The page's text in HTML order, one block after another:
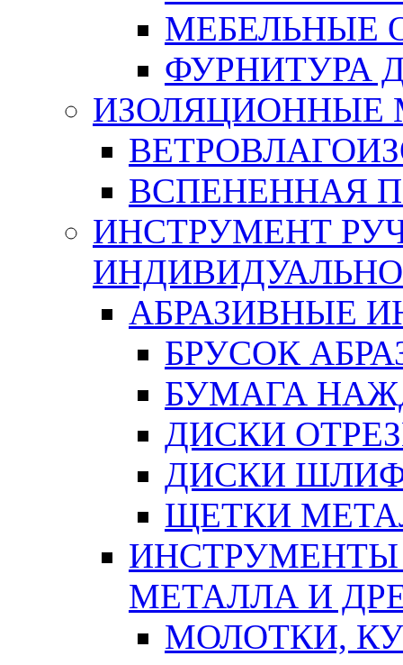
МЕБЕЛЬНЫЕ
ФУРНИТУРА
ИЗОЛЯЦИОННЫЕ
ВСПЕНЕННАЯ
ИНСТРУМЕНТ
АБРАЗИВНЫЕ
БРУСОК
БУМАГА
ДИСКИ
ДИСКИ
ЩЕТКИ
ИНСТРУМЕНТЫ
МЕТАЛЛА И
МОЛОТКИ,